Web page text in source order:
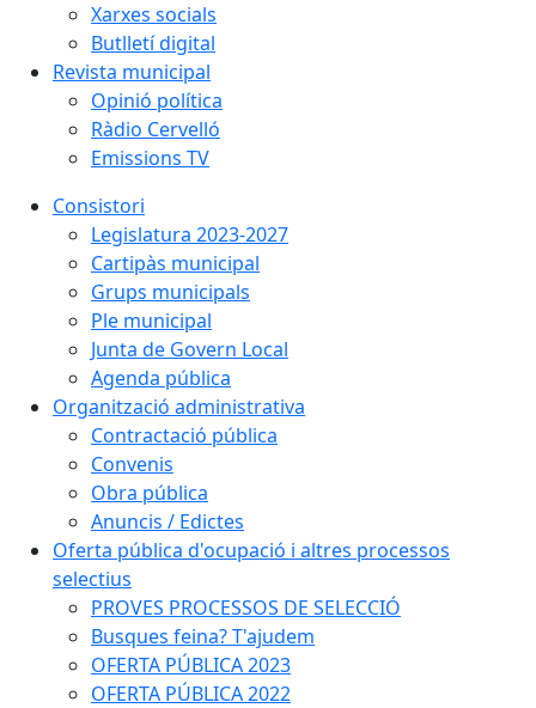
Xarxes socials
Butlletí digital
Revista municipal
Opinió política
Ràdio Cervelló
Emissions TV
Consistori
Legislatura 2023-2027
Cartipàs municipal
Grups municipals
Ple municipal
Junta de Govern Local
Agenda pública
Organització administrativa
Contractació pública
Convenis
Obra pública
Anuncis / Edictes
Oferta pública d'ocupació i altres processos
selectius
PROVES PROCESSOS DE SELECCIÓ
Busques feina? T'ajudem
OFERTA PÚBLICA 2023
OFERTA PÚBLICA 2022